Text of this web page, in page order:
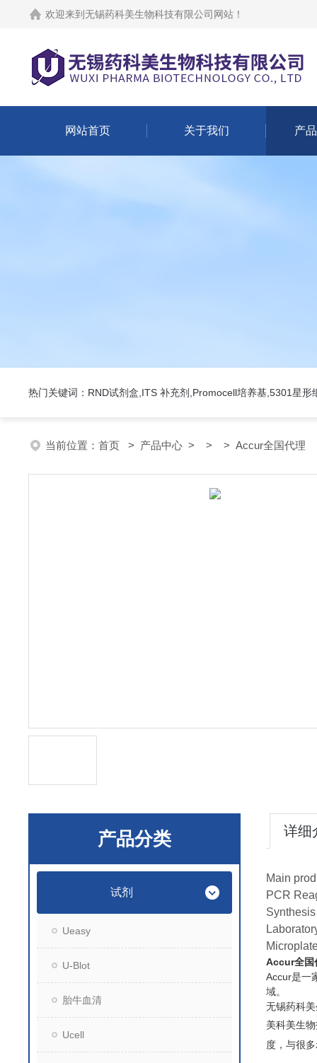
欢迎来到 无锡药科美生物科技有限公司网站 ！
网站首页 关于我们 产
热门关键词：RND试剂盒,ITS 补充剂,Promocell培养基,5301星形
当前位置： 首页 > 产品中心 > > > Accur全国代理
产品分类
试剂
Ueasy
U-Blot
胎牛血清
Ucell
详细
Main
PCR
Accur全国
Accur是一
域。
无锡药科
美科美生
度，与很多